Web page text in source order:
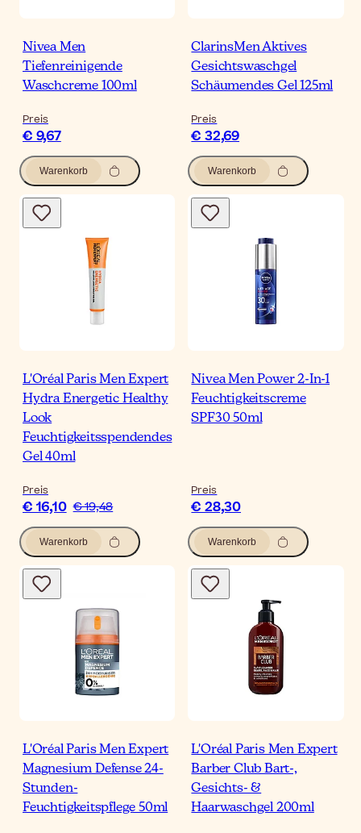
Nivea Men
Tiefenreinigende
Waschcreme 100ml
Preis
€ 9,67
Warenkorb
ClarinsMen Aktives
Gesichtswaschgel
Schäumendes Gel 125ml
Preis
€ 32,69
Warenkorb
L'Oréal Paris Men Expert
Hydra Energetic Healthy
Look
Feuchtigkeitsspendendes
Gel 40ml
Preis
€ 16,10 € 19,48
Warenkorb
Nivea Men Power 2-In-1
Feuchtigkeitscreme
SPF30 50ml
Preis
€ 28,30
Warenkorb
L'Oréal Paris Men Expert
Magnesium Defense 24-
Stunden-
Feuchtigkeitspflege 50ml
L'Oréal Paris Men Expert
Barber Club Bart-,
Gesichts- &
Haarwaschgel 200ml